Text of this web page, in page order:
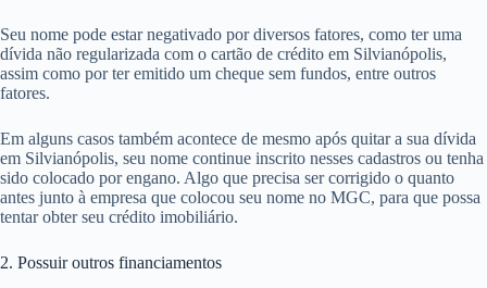
Seu nome pode estar negativado por diversos fatores, como ter uma
dívida não regularizada com o cartão de crédito em Silvianópolis,
assim como por ter emitido um cheque sem fundos, entre outros
fatores.
Em alguns casos também acontece de mesmo após quitar a sua dívida
em Silvianópolis, seu nome continue inscrito nesses cadastros ou tenha
sido colocado por engano. Algo que precisa ser corrigido o quanto
antes junto à empresa que colocou seu nome no MGC, para que possa
tentar obter seu crédito imobiliário.
2. Possuir outros financiamentos